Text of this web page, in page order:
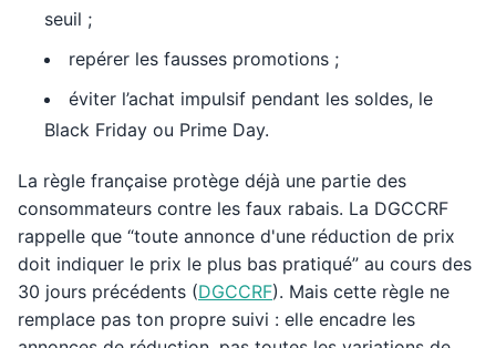
seuil ;
repérer les fausses promotions ;
éviter l’achat impulsif pendant les soldes, le
Black Friday ou Prime Day.
La règle française protège déjà une partie des
consommateurs contre les faux rabais. La DGCCRF
rappelle que “toute annonce d'une réduction de prix
doit indiquer le prix le plus bas pratiqué” au cours des
30 jours précédents (DGCCRF). Mais cette règle ne
remplace pas ton propre suivi : elle encadre les